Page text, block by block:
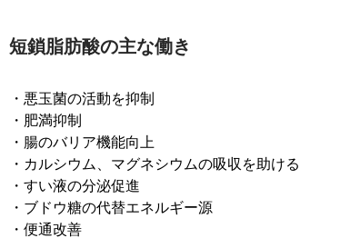
短鎖脂肪酸の主な働き
・悪玉菌の活動を抑制
・肥満抑制
・腸のバリア機能向上
・カルシウム、マグネシウムの吸収を助ける
・すい液の分泌促進
・ブドウ糖の代替エネルギー源
・便通改善